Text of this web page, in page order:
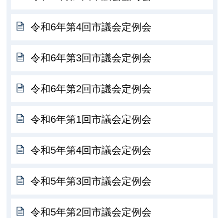
令和6年第4回市議会定例会
令和6年第3回市議会定例会
令和6年第2回市議会定例会
令和6年第1回市議会定例会
令和5年第4回市議会定例会
令和5年第3回市議会定例会
令和5年第2回市議会定例会